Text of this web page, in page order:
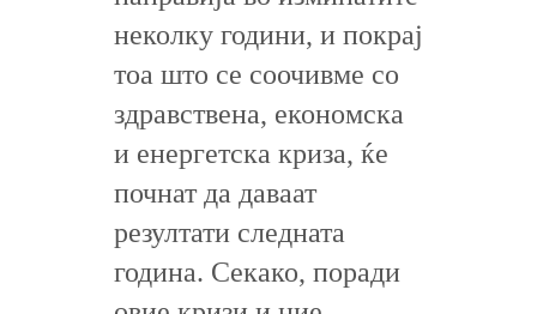
неколку години, и покрај
тоа што се соочивме со
здравствена, економска
и енергетска криза, ќе
почнат да даваат
резултати следната
година. Секако, поради